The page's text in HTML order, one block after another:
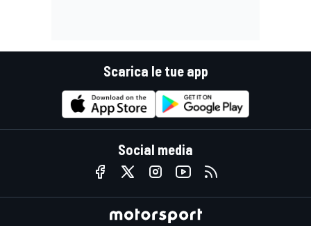
Scarica le tue app
Social media